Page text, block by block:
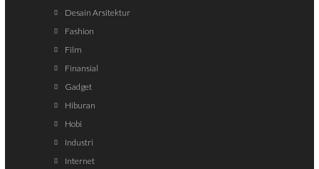
Desain Arsitektur
Fashion
Film
Finansial
Gadget
Hiburan
Hobi
Industri
Internet